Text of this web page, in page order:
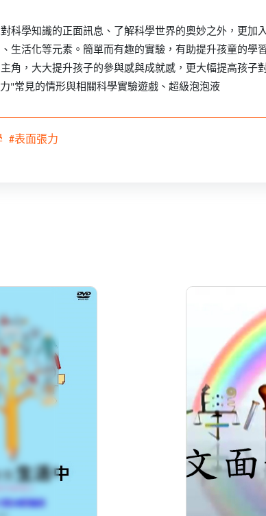
科學知識的正面訊息、了解科學世界的奧妙之外，更加
生活化等元素。簡單而有趣的實驗，有助提升孩童的學
角，大大提升孩子的參與感與成就感，更大幅提高孩子
"常見的情形與相關科學實驗遊戲、超級泡泡液
#表面張力
活中：1-2.
紙
科學小原
分級: 普遍級
片長: 24 min
發音: 華語
發行: 2013-01
導演: 導演:瑪拉